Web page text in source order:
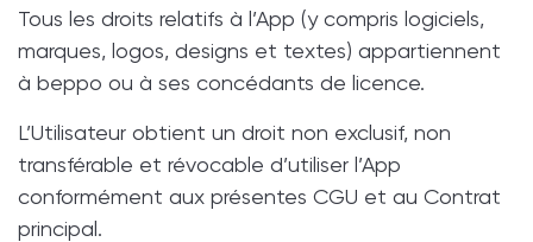
Tous les droits relatifs à l’App (y compris logiciels,
marques, logos, designs et textes) appartiennent
à beppo ou à ses concédants de licence.
L’Utilisateur obtient un droit non exclusif, non
transférable et révocable d’utiliser l’App
conformément aux présentes CGU et au Contrat
principal.